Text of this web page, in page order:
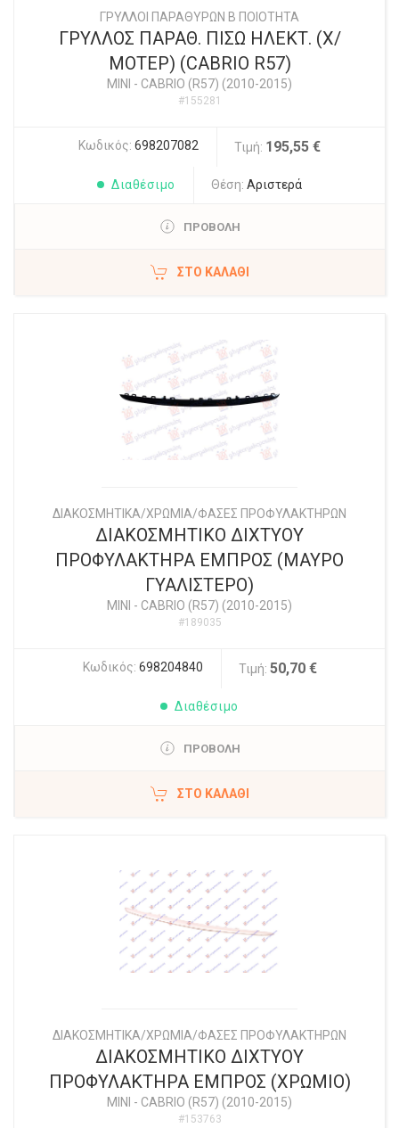
ΓΡΥΛΛΟΙ ΠΑΡΑΘΥΡΩΝ Β ΠΟΙΟΤΗΤΑ
ΓΡΥΛΛΟΣ ΠΑΡΑΘ. ΠΙΣΩ ΗΛΕΚΤ. (Χ/
ΜΟΤΕΡ) (CABRIO R57)
MINI - CABRIO (R57) (2010-2015)
#155281
Κωδικός: 698207082 Τιμή: 195,55 €
Διαθέσιμο Θέση: Αριστερά
ΠΡΟΒΟΛΗ
ΣΤΟ ΚΑΛΆΘΙ
ΔΙΑΚΟΣΜΗΤΙΚΑ/ΧΡΩΜΙΑ/ΦΑΣΕΣ ΠΡΟΦΥΛΑΚΤΗΡΩΝ
ΔΙΑΚΟΣΜΗΤΙΚΟ ΔΙΧΤΥΟΥ
ΠΡΟΦΥΛΑΚΤΗΡΑ ΕΜΠΡΟΣ (ΜΑΥΡΟ
ΓΥΑΛΙΣΤΕΡΟ)
MINI - CABRIO (R57) (2010-2015)
#189035
Κωδικός: 698204840 Τιμή: 50,70 €
Διαθέσιμο
ΠΡΟΒΟΛΗ
ΣΤΟ ΚΑΛΆΘΙ
ΔΙΑΚΟΣΜΗΤΙΚΑ/ΧΡΩΜΙΑ/ΦΑΣΕΣ ΠΡΟΦΥΛΑΚΤΗΡΩΝ
ΔΙΑΚΟΣΜΗΤΙΚΟ ΔΙΧΤΥΟΥ
ΠΡΟΦΥΛΑΚΤΗΡΑ ΕΜΠΡΟΣ (ΧΡΩΜΙΟ)
MINI - CABRIO (R57) (2010-2015)
#153763